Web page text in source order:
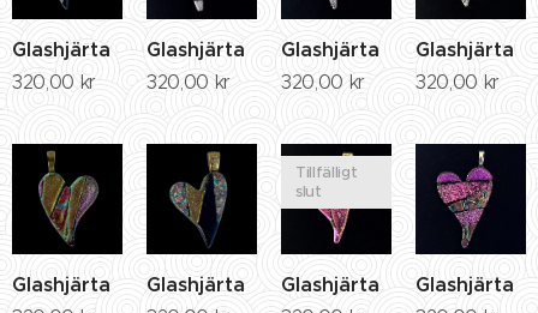
Glashjärta
320,00 kr
Glashjärta
320,00 kr
Glashjärta
320,00 kr
Glashjärta
320,00 kr
Glashjärta Glashjärta Glashjärta
Tillfälligt
slut
Glashjärta